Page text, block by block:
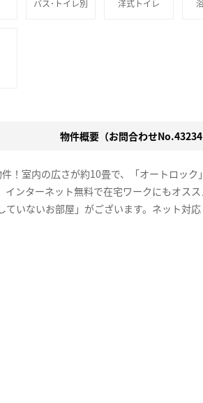
バス･トイレ別 洋式トイレ
物件概要（お問合わせ
！室内の広さが約10畳で、「オートロッ
インターネット無料で在宅ワークにもオス
ていないお部屋」がございます。ネット対